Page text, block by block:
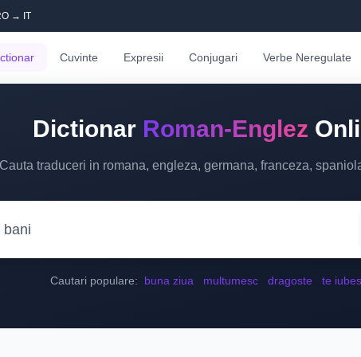
→ IT
Cuvinte Expresii Conjugari Verbe Neregulate
Dictionar Roman-Englez
Cauta traduceri in romana, engleza, germana, franceza,
Cautari populare: buna ziua multumesc dragoste te